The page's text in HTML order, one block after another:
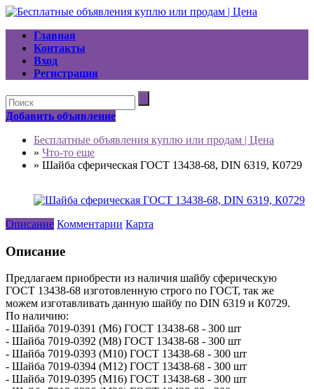
Главная
Контакты
Вход
Регистрация
Добавить объявление
Бесплатные объявления куплю или продам | Цена
» Что-то еще
» Шайба сферическая ГОСТ 13438-68, DIN 6319, К0729
Описание Комментарии Карта
Описание
Предлагаем приобрести из наличия шайбу сферическую
ГОСТ 13438-68 изготовленную строго по ГОСТ, так же
можем изготавливать данную шайбу по DIN 6319 и К0729.
По наличию:
- Шайба 7019-0391 (М6) ГОСТ 13438-68 - 300 шт
- Шайба 7019-0392 (М8) ГОСТ 13438-68 - 300 шт
- Шайба 7019-0393 (М10) ГОСТ 13438-68 - 300 шт
- Шайба 7019-0394 (М12) ГОСТ 13438-68 - 300 шт
- Шайба 7019-0395 (М16) ГОСТ 13438-68 - 300 шт